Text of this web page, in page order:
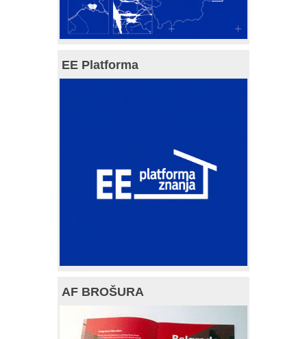
EE Platforma
AF BROŠURA